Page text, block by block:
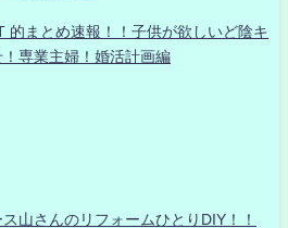
的まとめ速報！！子供が欲しいど陰キ
専業主婦！婚活計画編
山さんのリフォームひとりDIY！！